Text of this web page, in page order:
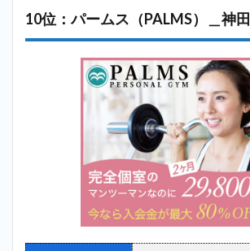
10位：パームス（PALMS）＿神田